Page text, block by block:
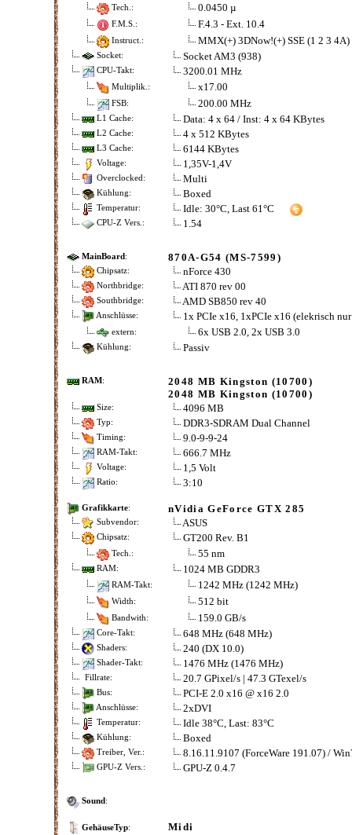
Tech.: 0.0450 µ
F.M.S.: F.4.3 - Ext. 10.4
Instruct.: MMX(+) 3DNow!(+) SSE (1 2 3
Socket: Socket AM3 (938)
CPU-Takt: 3200.01 MHz
Multiplik.: x17.00
FSB: 200.00 MHz
L1 Cache: Data: 4 x 64 / Inst: 4 x 64 KBytes
L2 Cache: 4 x 512 KBytes
L3 Cache: 6144 KBytes
Voltage: 1,35V-1,4V
Overclocked: Multi
Kühlung: Boxed
Temperatur: Idle: 30°C, Last 61°C
CPU-Z Vers.: 1.54
MainBoard: 870A-G54 (MS-7599)
Chipsatz: nForce 430
Northbridge: ATI 870 rev 00
Southbridge: AMD SB850 rev 40
Anschlüsse: 1x PCIe x16, 1xPCIe x16 (elekrisch
extern: 6x USB 2.0, 2x USB 3.0
Kühlung: Passiv
RAM:
2048 MB Kingston (10700)
2048 MB Kingston (10700)
Size: 4096 MB
Typ: DDR3-SDRAM Dual Channel
Timing: 9.0-9-9-24
RAM-Takt: 666.7 MHz
Voltage: 1,5 Volt
Ratio: 3:10
Grafikkarte: nVidia GeForce GTX 285
Subvendor: ASUS
Chipsatz: GT200 Rev. B1
Tech.: 55 nm
RAM: 1024 MB GDDR3
RAM-Takt: 1242 MHz (1242 MHz)
Width: 512 bit
Bandwith: 159.0 GB/s
Core-Takt: 648 MHz (648 MHz)
Shaders: 240 (DX 10.0)
Shader-Takt: 1476 MHz (1476 MHz)
Fillrate: 20.7 GPixel/s | 47.3 GTexel/s
Bus: PCI-E 2.0 x16 @ x16 2.0
Anschlüsse: 2xDVI
Temperatur: Idle 38°C, Last: 83°C
Kühlung: Boxed
Treiber, Ver.: 8.16.11.9107 (ForceWare 191.07) /
GPU-Z Vers.: GPU-Z 0.4.7
Sound:
GehäuseTyp: Midi